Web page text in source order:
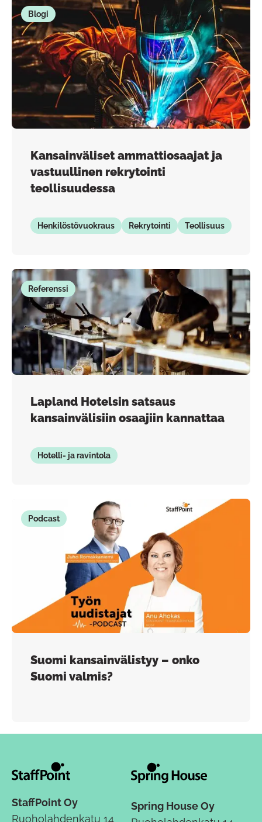
Blogi
Kansainväliset ammattiosaajat ja
vastuullinen rekrytointi
teollisuudessa
Henkilöstövuokraus Rekrytointi Teollisuus
Referenssi
Lapland Hotelsin satsaus
kansainvälisiin osaajiin kannattaa
Hotelli- ja ravintola
Podcast
Suomi kansainvälistyy – onko
Suomi valmis?
StaffPoint Oy
Ruoholahdenkatu 14
Spring House Oy